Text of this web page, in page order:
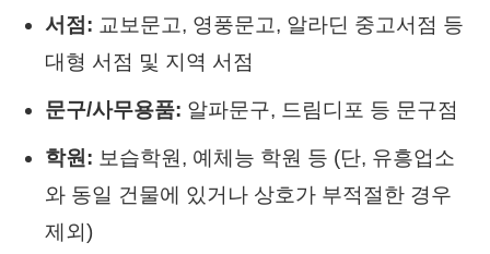
서점: 교보문고, 영풍문고, 알라딘 중고서점 등
대형 서점 및 지역 서점
문구/사무용품: 알파문구, 드림디포 등 문구점
학원: 보습학원, 예체능 학원 등 (단, 유흥업소
와 동일 건물에 있거나 상호가 부적절한 경우
제외)